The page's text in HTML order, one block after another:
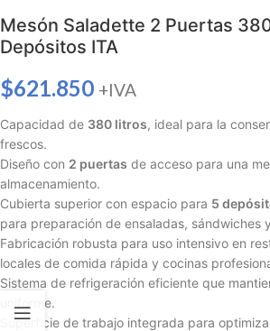
Mesón Saladette 2 Puertas
Depósitos ITA
$621.850 +IVA
Capacidad de 380 litros, ideal para la
frescos.
Diseño con 2 puertas de acceso para una
almacenamiento.
Cubierta superior con espacio para 5
para preparación de ensaladas, sándwiches
Fabricación robusta para uso intensivo en
locales de comida rápida y cocinas
Sistema de refrigeración eficiente que
uniforme.
Superficie de trabajo integrada para